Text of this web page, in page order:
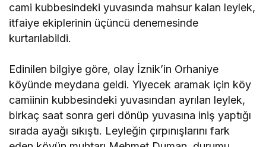
cami kubbesindeki yuvasında mahsur kalan leylek,
itfaiye ekiplerinin üçüncü denemesinde
kurtarılabildi.
Edinilen bilgiye göre, olay İznik’in Orhaniye
köyünde meydana geldi. Yiyecek aramak için köy
camiinin kubbesindeki yuvasından ayrılan leylek,
birkaç saat sonra geri dönüp yuvasına iniş yaptığı
sırada ayağı sıkıştı. Leyleğin çırpınışlarını fark